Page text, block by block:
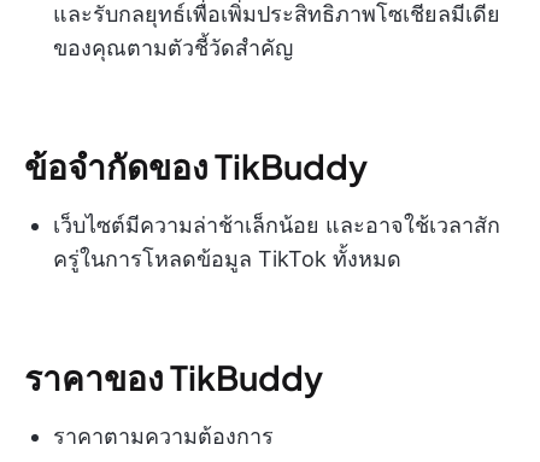
และรับกลยุทธ์เพื่อเพิ่มประสิทธิภาพโซเชียลมีเดีย
ของคุณตามตัวชี้วัดสำคัญ
ข้อจำกัดของ TikBuddy
เว็บไซต์มีความล่าช้าเล็กน้อย และอาจใช้เวลาสัก
ครู่ในการโหลดข้อมูล TikTok ทั้งหมด
ราคาของ TikBuddy
ราคาตามความต้องการ